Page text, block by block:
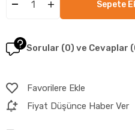
Sorular (0) ve Cevaplar
Favorilere Ekle
Fiyat Düşünce Haber Ver